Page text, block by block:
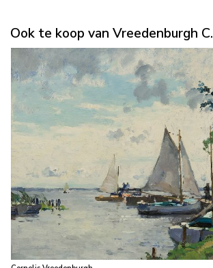
Ook te koop van Vreedenburgh C.